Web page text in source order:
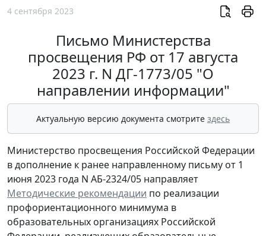
4 сентября 2023
Письмо Министерства
просвещения РФ от 17 августа
2023 г. N ДГ-1773/05 "О
направлении информации"
Актуальную версию документа смотрите здесь
Министерство просвещения Российской Федерации
в дополнение к ранее направленному письму от 1
июня 2023 года N АБ-2324/05 направляет
Методические рекомендации по реализации
профориентационного минимума в
образовательных организациях Российской